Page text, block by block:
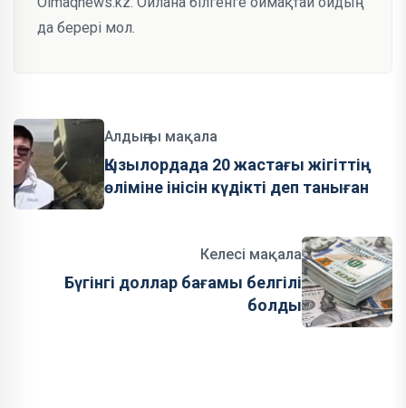
да берері мол.
Алдыңғы мақала
Қызылордада 20 жастағы жігіттің
өліміне інісін күдікті деп таныған
Келесі мақала
Бүгінгі доллар бағамы белгілі
болды